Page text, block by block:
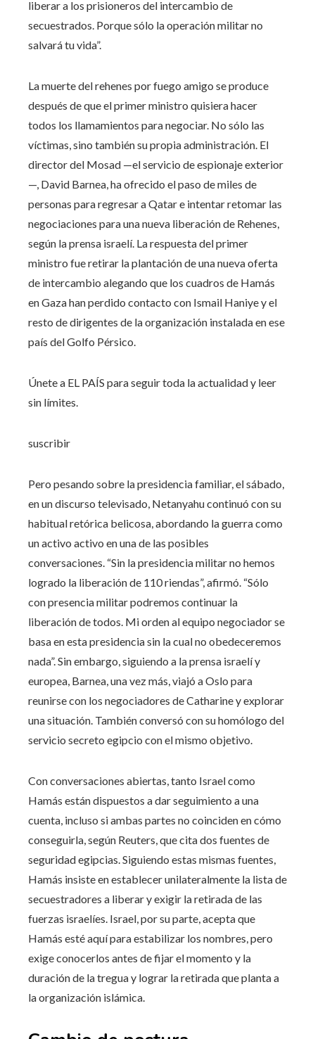
liberar a los prisioneros del intercambio de
secuestrados. Porque sólo la operación militar no
salvará tu vida”.
La muerte del rehenes por fuego amigo se produce
después de que el primer ministro quisiera hacer
todos los llamamientos para negociar. No sólo las
víctimas, sino también su propia administración. El
director del Mosad —el servicio de espionaje exterior
—, David Barnea, ha ofrecido el paso de miles de
personas para regresar a Qatar e intentar retomar las
negociaciones para una nueva liberación de Rehenes,
según la prensa israelí. La respuesta del primer
ministro fue retirar la plantación de una nueva oferta
de intercambio alegando que los cuadros de Hamás
en Gaza han perdido contacto con Ismail Haniye y el
resto de dirigentes de la organización instalada en ese
país del Golfo Pérsico.
Únete a EL PAÍS para seguir toda la actualidad y leer
sin límites.
suscribir
Pero pesando sobre la presidencia familiar, el sábado,
en un discurso televisado, Netanyahu continuó con su
habitual retórica belicosa, abordando la guerra como
un activo activo en una de las posibles
conversaciones. “Sin la presidencia militar no hemos
logrado la liberación de 110 riendas”, afirmó. “Sólo
con presencia militar podremos continuar la
liberación de todos. Mi orden al equipo negociador se
basa en esta presidencia sin la cual no obedeceremos
nada”. Sin embargo, siguiendo a la prensa israelí y
europea, Barnea, una vez más, viajó a Oslo para
reunirse con los negociadores de Catharine y explorar
una situación. También conversó con su homólogo del
servicio secreto egipcio con el mismo objetivo.
Con conversaciones abiertas, tanto Israel como
Hamás están dispuestos a dar seguimiento a una
cuenta, incluso si ambas partes no coinciden en cómo
conseguirla, según Reuters, que cita dos fuentes de
seguridad egipcias. Siguiendo estas mismas fuentes,
Hamás insiste en establecer unilateralmente la lista de
secuestradores a liberar y exigir la retirada de las
fuerzas israelíes. Israel, por su parte, acepta que
Hamás esté aquí para estabilizar los nombres, pero
exige conocerlos antes de fijar el momento y la
duración de la tregua y lograr la retirada que planta a
la organización islámica.